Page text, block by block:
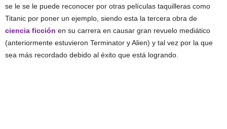
se le se le puede reconocer por otras películas taquilleras como
Titanic por poner un ejemplo, siendo esta la tercera obra de
ciencia ficción en su carrera en causar gran revuelo mediático
(anteriormente estuvieron Terminator y Alien) y tal vez por la que
sea más recordado debido al éxito que está logrando.